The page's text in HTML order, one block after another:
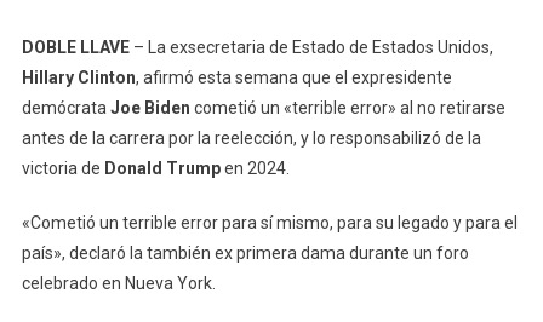
DOBLE LLAVE– La exsecretaria de Estado de Estados Unidos,
Hillary Clinton, afirmó esta semana que el expresidente
demócrataJoe Biden cometió un «terrible error» al no retirarse
antes de la carrera por la reelección, y lo responsabilizó de la
victoria de Donald Trumpen 2024.
«Cometió un terrible error para sí mismo, para su legado y para el
país», declaró la también ex primera dama durante un foro
celebrado en Nueva York.